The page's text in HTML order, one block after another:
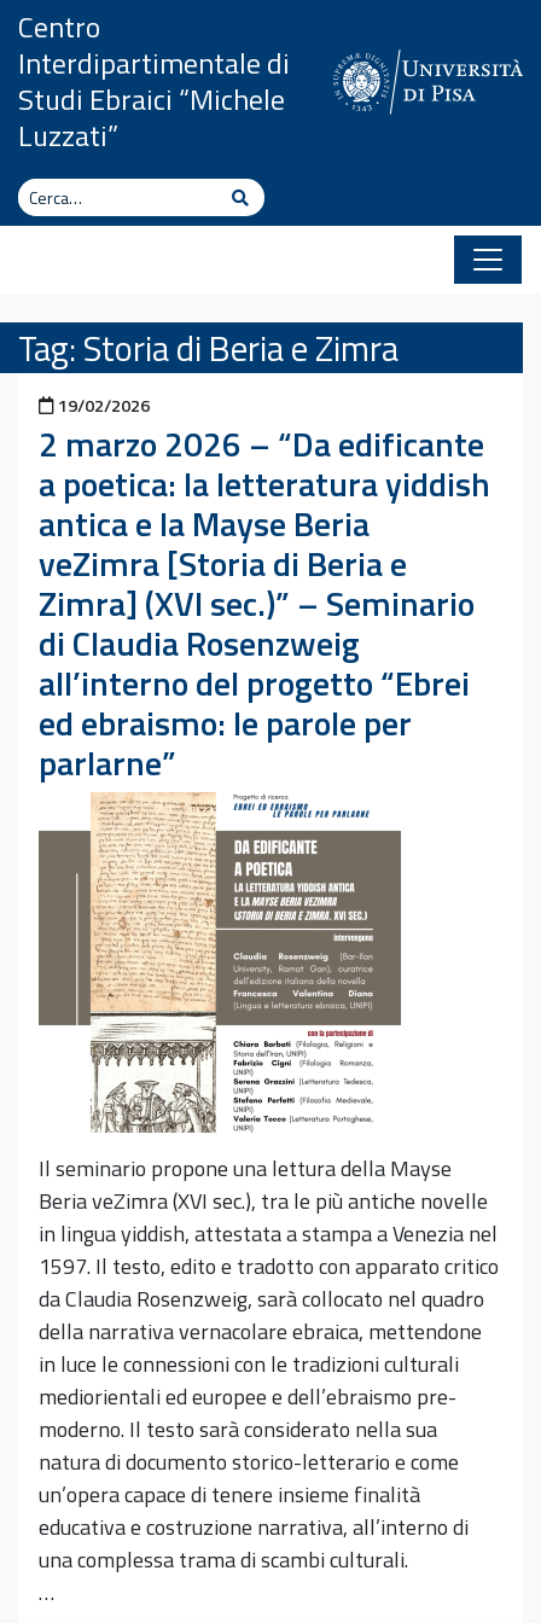
Vai al contenuto
Centro
Interdipartimentale di
Studi Ebraici “Michele
Luzzati”
Cerca Cerca
Tag:Storia di Beria e Zimra
Pubblicato il
19/02/2026
2 marzo 2026 – “Da edificante
a poetica: la letteratura yiddish
antica e la Mayse Beria
veZimra [Storia di Beria e
Zimra] (XVI sec.)” – Seminario
di Claudia Rosenzweig
all’interno del progetto “Ebrei
ed ebraismo: le parole per
parlarne”
Il seminario propone una lettura della Mayse
Beria veZimra (XVI sec.), tra le più antiche novelle
in lingua yiddish, attestata a stampa a Venezia nel
1597. Il testo, edito e tradotto con apparato critico
da Claudia Rosenzweig, sarà collocato nel quadro
della narrativa vernacolare ebraica, mettendone
in luce le connessioni con le tradizioni culturali
mediorientali ed europee e dell’ebraismo pre-
moderno. Il testo sarà considerato nella sua
natura di documento storico-letterario e come
un’opera capace di tenere insieme finalità
educativa e costruzione narrativa, all’interno di
una complessa trama di scambi culturali.
…